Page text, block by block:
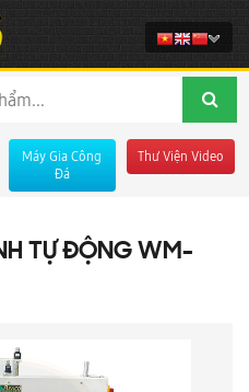
Máy Gia Công
Đá
Thư Viện Video
TỰ ĐỘNG WM-